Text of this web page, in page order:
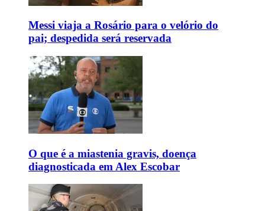
Messi viaja a Rosário para o velório do
pai; despedida será reservada
O que é a miastenia gravis, doença
diagnosticada em Alex Escobar